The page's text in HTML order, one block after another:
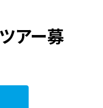
アー募